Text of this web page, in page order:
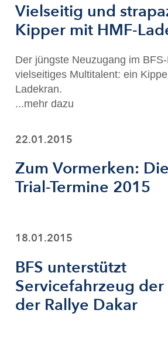
Vielseitig und
Kipper mit HMF-
Der jüngste Neuzugang im
vielseitiges Multitalent: ein
Ladekran.
...mehr dazu
22.01.2015
Zum Vormerken:
Trial-Termine 2015
18.01.2015
BFS unterstützt
Servicefahrzeug
der Rallye Dakar